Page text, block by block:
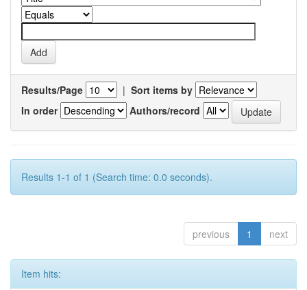
Results/Page | Sort items by
In order
Authors/record
Results 1-1 of 1 (Search time: 0.0 seconds).
previous 1 next
Item hits: